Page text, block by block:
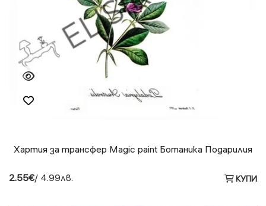
Хартия за трансфер Magic paint Ботаника Подарилия
2.55€/ 4.99лв. КУПИ